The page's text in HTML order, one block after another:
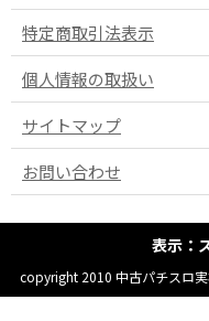
特定商取引法表示
個人情報の取扱い
サイトマップ
お問い合わせ
表示：
copyright 2010 中古パチスロ